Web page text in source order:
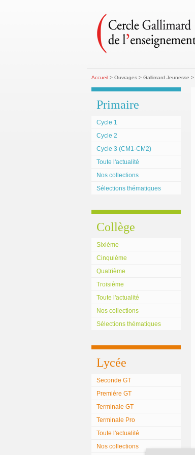
Accueil> Ouvrages > Gallimard Jeunesse >
Primaire
Cycle 1
Cycle 2
Cycle 3 (CM1-CM2)
Toute l'actualité
Nos collections
Sélections thématiques
Collège
Sixième
Cinquième
Quatrième
Troisième
Toute l'actualité
Nos collections
Sélections thématiques
Lycée
Seconde GT
Première GT
Terminale GT
Terminale Pro
Toute l'actualité
Nos collections